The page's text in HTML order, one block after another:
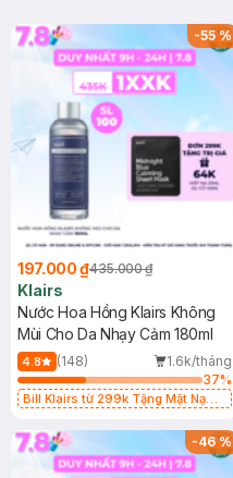
-55%
197.000 ₫435.000 ₫
Klairs
Nước Hoa Hồng Klairs Không
Mùi Cho Da Nhạy Cảm 180ml
4.8 (148)
1.6k/tháng
37%
Bill Klairs từ 299k Tặng Mặt Nạ
25ml (SL Có Hạn)
-46%